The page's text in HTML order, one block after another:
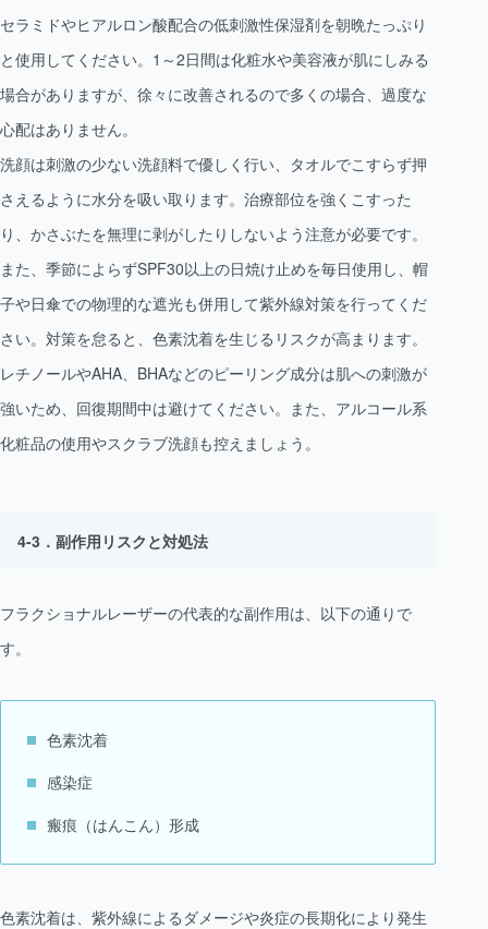
セラミドやヒアルロン酸配合の低刺激性保湿剤を朝晩たっぷり
と使用してください。1～2日間は化粧水や美容液が肌にしみる
場合がありますが、徐々に改善されるので多くの場合、過度な
心配はありません。
洗顔は刺激の少ない洗顔料で優しく行い、タオルでこすらず押
さえるように水分を吸い取ります。治療部位を強くこすった
り、かさぶたを無理に剥がしたりしないよう注意が必要です。
また、季節によらずSPF30以上の日焼け止めを毎日使用し、帽
子や日傘での物理的な遮光も併用して紫外線対策を行ってくだ
さい。対策を怠ると、色素沈着を生じるリスクが高まります。
レチノールやAHA、BHAなどのピーリング成分は肌への刺激が
強いため、回復期間中は避けてください。また、アルコール系
化粧品の使用やスクラブ洗顔も控えましょう。
副作用リスクと対処法
フラクショナルレーザーの代表的な副作用は、以下の通りで
す。
色素沈着
感染症
瘢痕（はんこん）形成
色素沈着は、紫外線によるダメージや炎症の長期化により発生